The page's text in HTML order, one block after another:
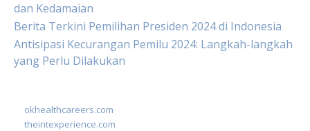
dan Kedamaian
Berita Terkini Pemilihan Presiden 2024 di Indonesia
Antisipasi Kecurangan Pemilu 2024: Langkah-langkah
yang Perlu Dilakukan
okhealthcareers.com
theintexperience.com